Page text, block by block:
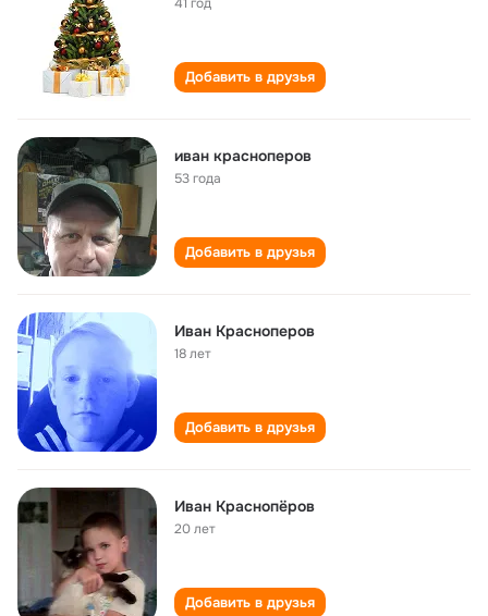
Добавить в друзья
иван красноперов
53 года
Добавить в друзья
Иван Красноперов
18 лет
Добавить в друзья
Иван Краснопёров
20 лет
Добавить в друзья